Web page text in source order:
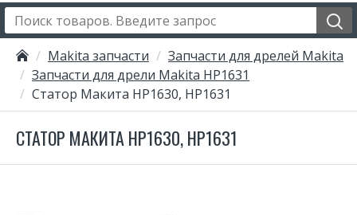
Makita запчасти
Запчасти для дрелей Makita
Запчасти для дрели Makita HP1631
Статор Макита HP1630, HP1631
СТАТОР МАКИТА HP1630, HP1631